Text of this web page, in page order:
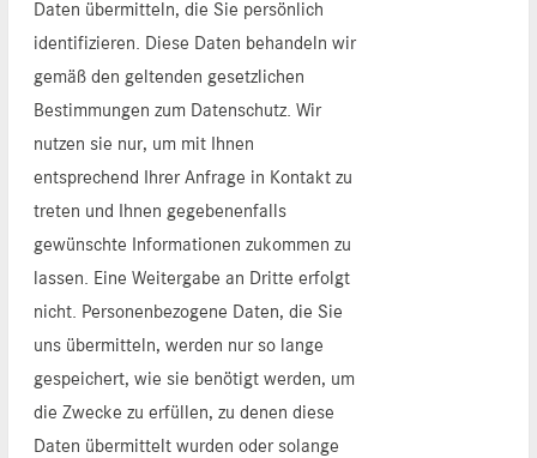
Daten übermitteln, die Sie persönlich
identifizieren. Diese Daten behandeln wir
gemäß den geltenden gesetzlichen
Bestimmungen zum Datenschutz. Wir
nutzen sie nur, um mit Ihnen
entsprechend Ihrer Anfrage in Kontakt zu
treten und Ihnen gegebenenfalls
gewünschte Informationen zukommen zu
lassen. Eine Weitergabe an Dritte erfolgt
nicht. Personenbezogene Daten, die Sie
uns übermitteln, werden nur so lange
gespeichert, wie sie benötigt werden, um
die Zwecke zu erfüllen, zu denen diese
Daten übermittelt wurden oder solange